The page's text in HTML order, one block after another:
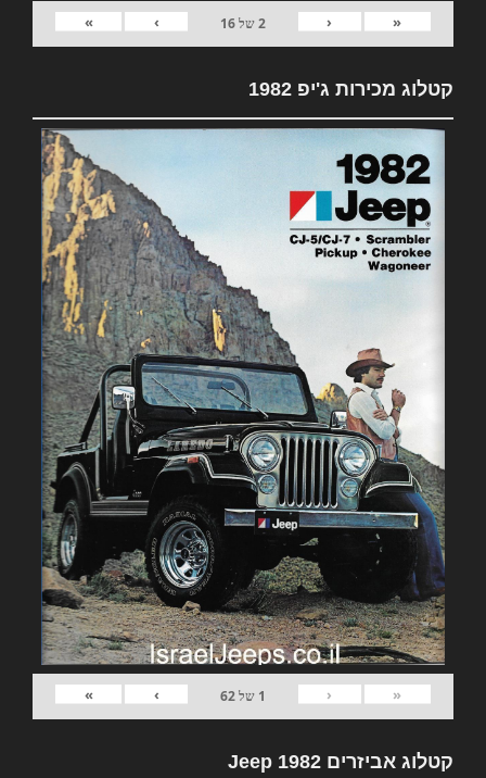
«
‹
2של16
›
»
קטלוג מכירות ג'יפ 1982
«
‹
1 של62
›
»
קטלוג אביזרים 1982 Jeep